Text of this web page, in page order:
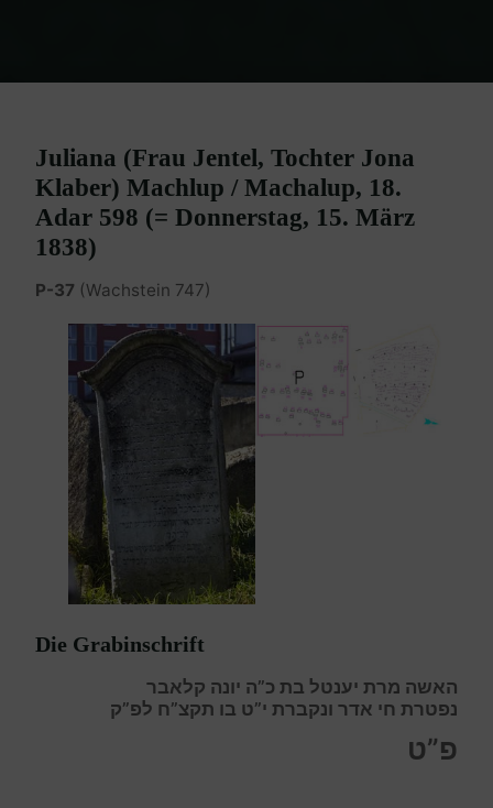
Juliana (Frau Jentel, Tochter Jona
Klaber) Machlup / Machalup, 18.
Adar 598 (= Donnerstag, 15. März
1838)
P-37 (Wachstein 747)
Die Grabinschrift
האשה מרת יענטל בת כ”ה יונה קלאבר
נפטרת חי אדר ונקברת י”ט בו תקצ”ח לפ”ק
פ”ט